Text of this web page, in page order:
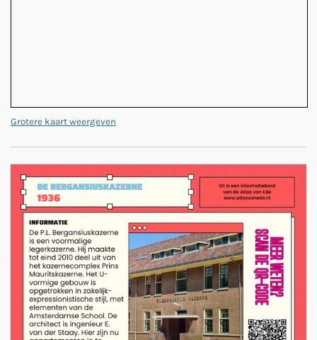
Grotere kaart weergeven